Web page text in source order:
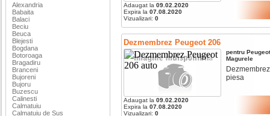
Alexandria
Babaita
Balaci
Beciu
Beuca
Blejesti
Bogdana
Botoroaga
Bragadiru
Branceni
Bujoreni
Bujoru
Buzescu
Calinesti
Calmatuiu
Calmatuiu de Sus
Adaugat la 09.02.2020
Expira la 07.08.2020
Vizualizari: 0
Dezmembrez Peugeot 206
Adaugat la 09.02.2020
Expira la 07.08.2020
Vizualizari: 0
pentru Peugeot
Magurele
piesa